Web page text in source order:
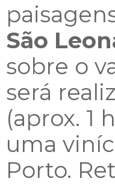
São
sobre o
será
(aprox. 1
uma
Porto.